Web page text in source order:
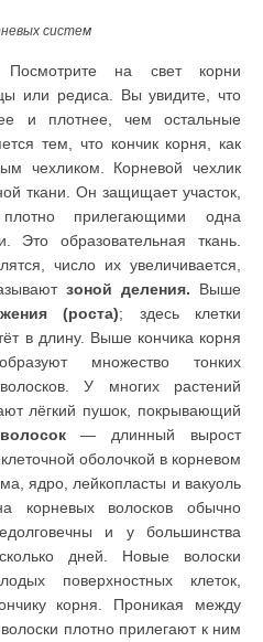
систем
Посмотрите на свет корни
или редиса. Вы увидите, что
и плотнее, чем остальные
тем, что кончик корня, как
чехликом. Корневой чехлик
ткани. Он защищает участок,
прилегающими одна
Это образо­вательная ткань.
число их увеличивается,
зоной деления. Выше
(роста); здесь клетки
в длину. Выше кончика корня
множество тонких
У многих растений
лёгкий пушок, покрывающий
— длинный вырост
оболочкой в кор­невом
ядро, лейкопласты и вакуоль
корневых волосков обычно
и у большинства
дней. Новые волоски
поверхностных клеток,
корня. Проникая между
плотно прилегают к ним